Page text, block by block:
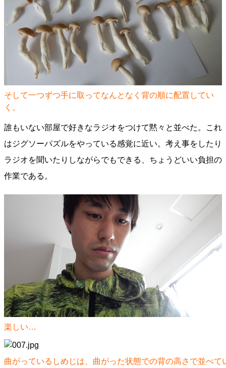
そして一つずつ手に取ってなんとなく背の順に配置してい
く。
誰もいない部屋で好きなラジオをつけて黙々と並べた。これ
はジグソーパズルをやっている感覚に近い。考え事をしたり
ラジオを聞いたりしながらでもできる、ちょうどいい負担の
作業である。
楽しい…
曲がっているしめじは、曲がった状態での背の高さで並べて